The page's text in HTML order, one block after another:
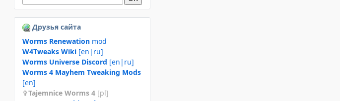
Друзья сайта
Worms Renewation mod
W4Tweaks Wiki [en|ru]
Worms Universe Discord [en|ru]
Worms 4 Mayhem Tweaking Mods
[en]
Tajemnice Worms 4 [pl]